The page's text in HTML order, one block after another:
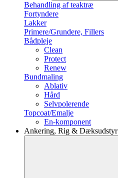
Behandling af teaktræ
Fortyndere
Lakker
Primere/Grundere, Fillers
Bådpleje
Clean
Protect
Renew
Bundmaling
Ablativ
Hård
Selvpolerende
Topcoat/Emalje
En-komponent
Ankering, Rig & Dæksudstyr